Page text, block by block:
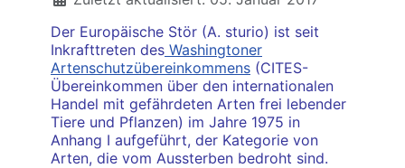
Der Europäische Stör (A. sturio) ist seit
Inkrafttreten des Washingtoner
Artenschutzübereinkommens (CITES-
Übereinkommen über den internationalen
Handel mit gefährdeten Arten frei lebender
Tiere und Pflanzen) im Jahre 1975 in
Anhang I aufgeführt, der Kategorie von
Arten, die vom Aussterben bedroht sind.